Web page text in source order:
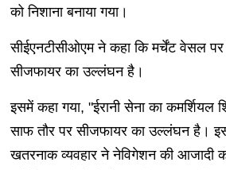
को निशाना बनाया गया।
सीईएनटीसीओएम ने कहा कि मर्चेंट वेसल
सीजफायर का उल्लंघन है।
इसमें कहा गया, "ईरानी सेना का कमर्शियल
साफ तौर पर सीजफायर का उल्लंघन है।
खतरनाक व्यवहार ने नेविगेशन की आजादी